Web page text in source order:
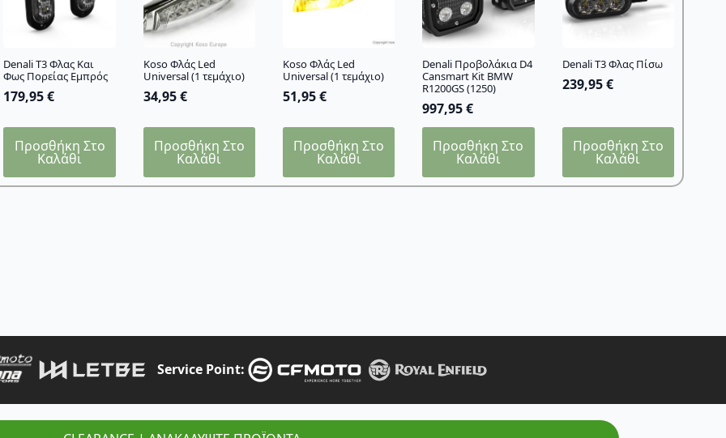
Denali T3 Φλας Και
Φως Πορείας Εμπρός
179,95€
Προσθήκη Στο
Καλάθι
Koso Φλάς Led
Universal (1 τεμάχιο)
34,95€
Προσθήκη Στο
Καλάθι
Koso Φλάς Led
Universal (1 τεμάχιο)
51,95€
Προσθήκη Στο
Καλάθι
Denali Προβολάκια D4
Cansmart Kit BMW
R1200GS (1250)
997,95€
Προσθήκη Στο
Καλάθι
Denali T3 Φλας Πίσω
239,95€
Προσθήκη Στο
Καλάθι
Service Point: